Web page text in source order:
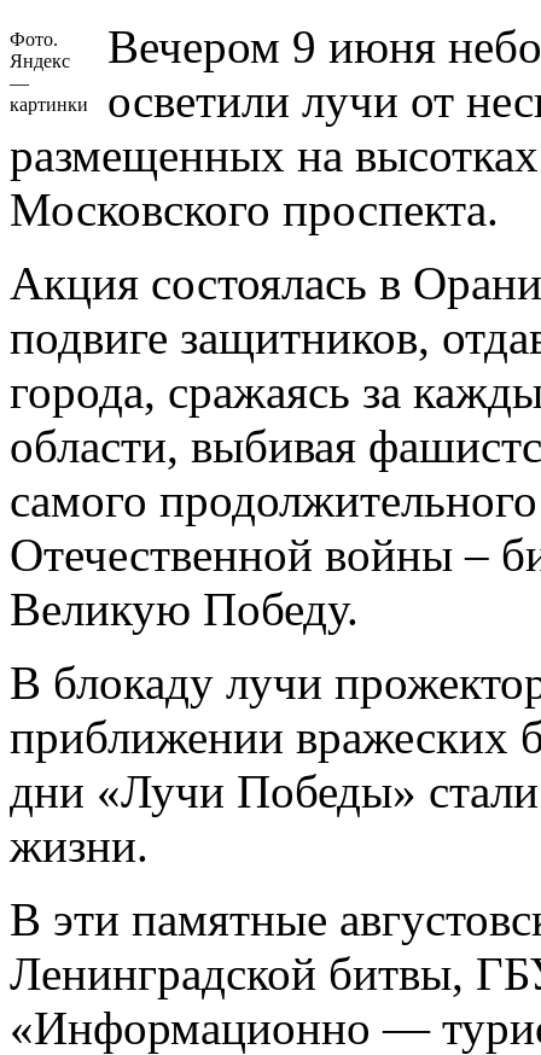
Фото.
Яндекс
—
картинки
Вечером 9 июня
осветили лучи от
размещенных на
Московского проспекта.
Акция состоялась в
подвиге защитников,
города, сражаясь за
области, выбивая
самого
Отечественной войны –
Великую Победу.
В блокаду лучи
приближении вражеских
дни «Лучи Победы»
жизни.
В эти памятные
Ленинградской битвы,
«Информационно —